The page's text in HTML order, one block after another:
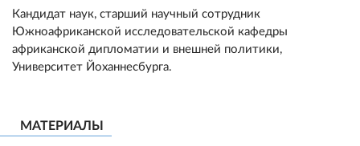
Кандидат наук, старший научный сотрудник
Южноафриканской исследовательской кафедры
африканской дипломатии и внешней политики,
Университет Йоханнесбурга.
МАТЕРИАЛЫ